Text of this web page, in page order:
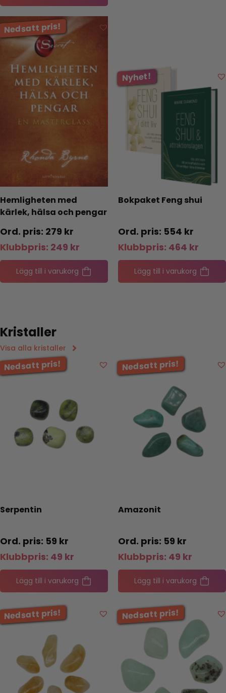
Hemligheten med
kärlek, hälsa och pengar
279 kr
Klubbpris: 249 kr
Lägg till i varukorg
Bokpaket Feng shui
554 kr
Klubbpris: 464 kr
Lägg till i varukorg
Kristaller
Visa alla kristaller
Serpentin
59 kr
Klubbpris: 49 kr
Lägg till i varukorg
Amazonit
59 kr
Klubbpris: 49 kr
Lägg till i varukorg